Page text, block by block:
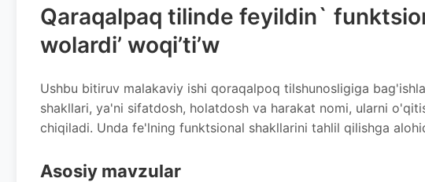
Qaraqalpaq tilinde feyildin`
wolardi’ woqi’ti’w
Ushbu bitiruv malakaviy ishi qoraqalpoq tilshunosligiga
shakllari, ya'ni sifatdosh, holatdosh va harakat nomi, ularni
chiqiladi. Unda fe'lning funktsional shakllarini tahlil qilishga
Asosiy mavzular